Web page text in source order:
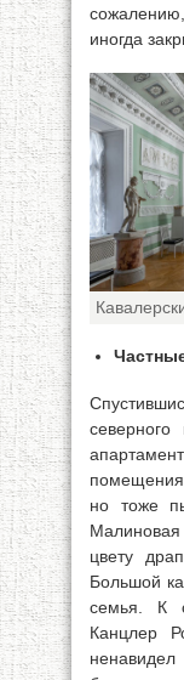
иногда
но тоже
Малиновая
цвету
Большой
семья. К
Канцлер